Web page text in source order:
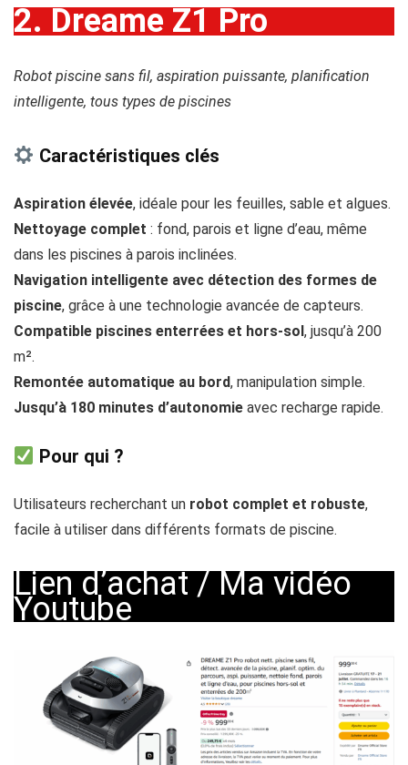
2. Dreame Z1 Pro
Robot piscine sans fil, aspiration puissante, planification
intelligente, tous types de piscines
Caractéristiques clés
Aspiration élevée, idéale pour les feuilles, sable et algues.
Nettoyage complet : fond, parois et ligne d’eau, même
dans les piscines à parois inclinées.
Navigation intelligente avec détection des formes de
piscine, grâce à une technologie avancée de capteurs.
Compatible piscines enterrées et hors-sol, jusqu’à 200
m².
Remontée automatique au bord, manipulation simple.
Jusqu’à 180 minutes d’autonomie avec recharge rapide.
Pour qui ?
Utilisateurs recherchant un robot complet et robuste,
facile à utiliser dans différents formats de piscine.
Lien d’achat/Ma vidéo
Youtube